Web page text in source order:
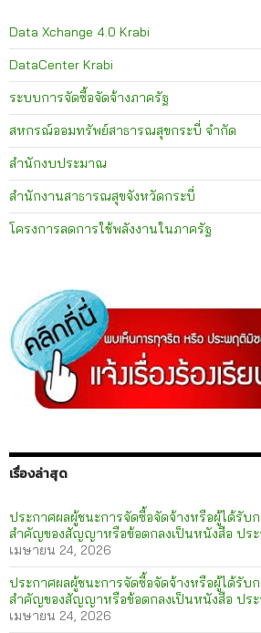
Data Xchange 4.0 Krabi
DataCenter Krabi
ระบบการจัดซื้อจัดจ้างภาครัฐ
สหกรณ์ออมทรัพย์สาธารณสุขกระบี่ จำกัด
สำนักงบประมาณ
สำนักงานสาธารณสุขจังหวัดกระบี่
โครงการลดการใช้พลังงานในภาครัฐ
เรื่องล่าสุด
ประกาศผลผู้ชนะการจัดซื้อจัดจ้างหรือผู้ได้รับ
สำคัญของสัญญาหรือข้อตกลงเป็นหนังสือ ปร
เมษายน 24, 2026
ประกาศผลผู้ชนะการจัดซื้อจัดจ้างหรือผู้ได้รับ
สำคัญของสัญญาหรือข้อตกลงเป็นหนังสือ ปร
เมษายน 24, 2026